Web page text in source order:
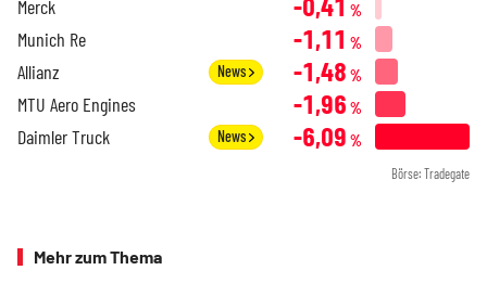
Merck %
Munich Re -1,11 %
Allianz News -1,48 %
MTU Aero Engines -1,96 %
Daimler Truck News -6,09 %
Börse: Tradegate
Mehr zum Thema